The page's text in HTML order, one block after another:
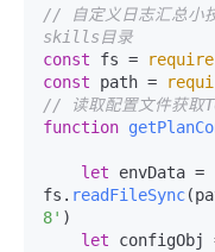
// 自定义日志汇总小
skills目录
const fs = require
const path =
// 读取配置文件获取
function
let envData =
fs. readFileSync
8' )
let configObj